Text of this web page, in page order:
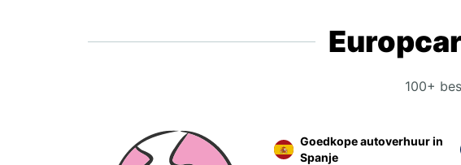
100+
Goedkope autoverhuur in
Spanje